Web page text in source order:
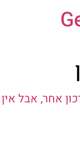
אחר, אבל